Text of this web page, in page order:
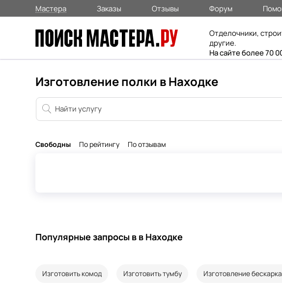
Мастера Заказы Отзывы Форум
Отделочники,
другие.
На сайте более 70
Изготовление полки в Находке
Свободны По рейтингу По отзывам
Популярные запросы в в Находке
Изготовить комод Изготовить тумбу Изготовление